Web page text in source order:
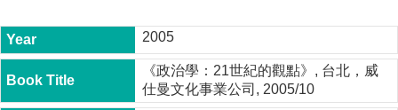
National
Taiwan
University
2005
《政治學：21世紀的觀點》, 台北，威
仕曼文化事業公司, 2005/10